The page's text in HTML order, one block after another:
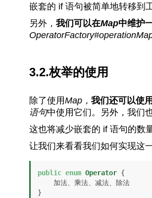
嵌套的 if 语句被简单地转移到
另外， 我们可以在Map中维护
3.2.枚举的使用
除了使用Map， 我们还可以使用
语句中使用它们。另外，我们
这也将减少嵌套的 if 语句的数
让我们来看看我们如何实现这
public enum Operator {
}